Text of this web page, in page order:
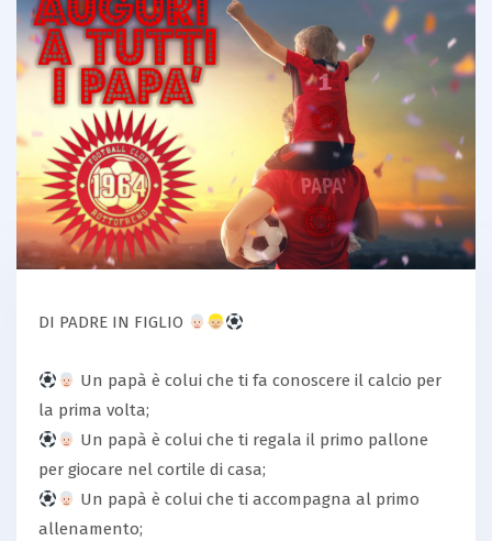
DI PADRE IN FIGLIO
Un papà è colui che ti fa conoscere il calcio per
la prima volta;
Un papà è colui che ti regala il primo pallone
per giocare nel cortile di casa;
Un papà è colui che ti accompagna al primo
allenamento;